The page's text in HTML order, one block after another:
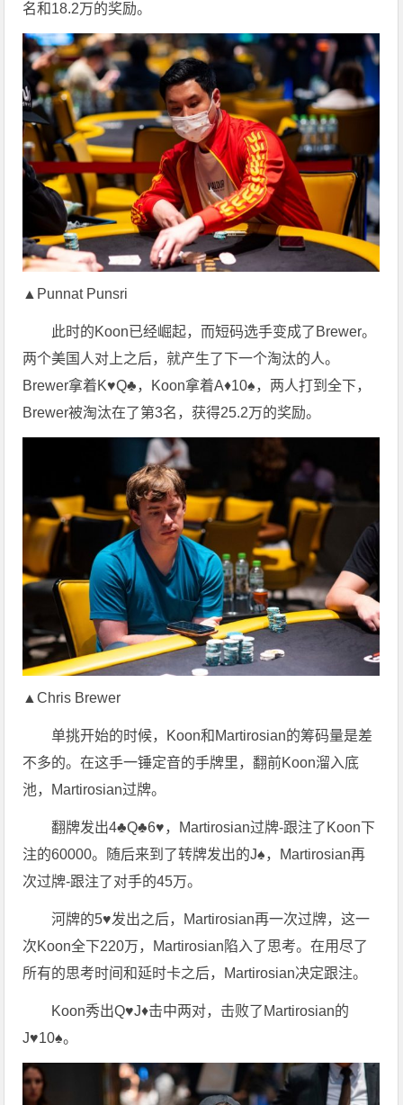
名和18.2万的奖励。
▲Punnat Punsri
此时的Koon已经崛起，而短码选手变成了Brewer。
两个美国人对上之后，就产生了下一个淘汰的人。
Brewer拿着K♥Q♣，Koon拿着A♦10♠，两人打到全下，
Brewer被淘汰在了第3名，获得25.2万的奖励。
▲Chris Brewer
单挑开始的时候，Koon和Martirosian的筹码量是差
不多的。在这手一锤定音的手牌里，翻前Koon溜入底
池，Martirosian过牌。
翻牌发出4♣Q♣6♥，Martirosian过牌-跟注了Koon下
注的60000。随后来到了转牌发出的J♠，Martirosian再
次过牌-跟注了对手的45万。
河牌的5♥发出之后，Martirosian再一次过牌，这一
次Koon全下220万，Martirosian陷入了思考。在用尽了
所有的思考时间和延时卡之后，Martirosian决定跟注。
Koon秀出Q♥J♦击中两对，击败了Martirosian的
J♥10♠。